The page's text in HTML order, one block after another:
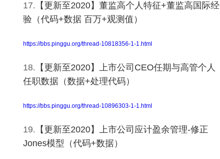
17. 【更新至2020】董监高个人特征+董监高国际经
验（代码+数据 百万+观测值）
https://bbs.pinggu.org/thread-10818356-1-1.html
18. 【更新至2020】上市公司CEO任期与高管个人
任职数据（数据+处理代码）
https://bbs.pinggu.org/thread-10896303-1-1.html
19. 【更新至2020】上市公司应计盈余管理-修正
Jones模型（代码+数据）